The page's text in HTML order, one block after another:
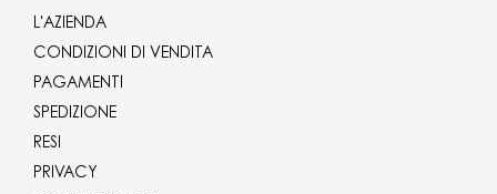
L'AZIENDA
CONDIZIONI DI VENDITA
PAGAMENTI
SPEDIZIONE
RESI
PRIVACY